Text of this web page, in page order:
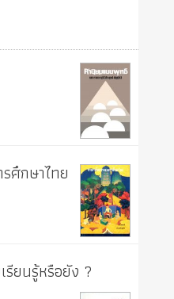
ศึกษาไทย
ยนรู้หรือยัง ?